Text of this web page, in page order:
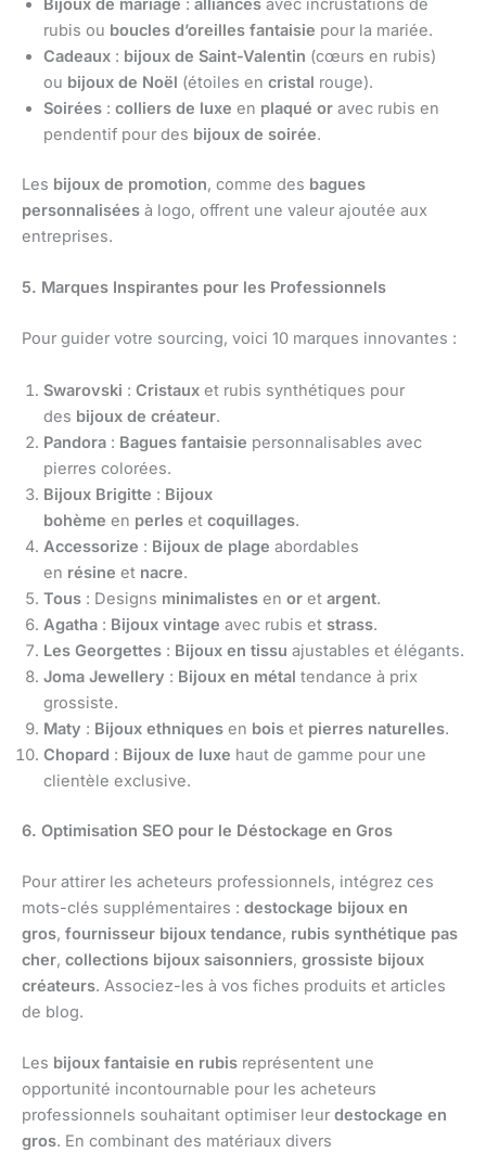
Bijoux de mariage : alliances avec incrustations de
rubis ou boucles d’oreilles fantaisie pour la mariée.
Cadeaux : bijoux de Saint-Valentin (cœurs en rubis)
ou bijoux de Noël (étoiles en cristal rouge).
Soirées : colliers de luxe en plaqué or avec rubis en
pendentif pour des bijoux de soirée.
Les bijoux de promotion, comme des bagues
personnalisées à logo, offrent une valeur ajoutée aux
entreprises.
5. Marques Inspirantes pour les Professionnels
Pour guider votre sourcing, voici 10 marques innovantes :
Swarovski : Cristaux et rubis synthétiques pour
des bijoux de créateur.
Pandora : Bagues fantaisie personnalisables avec
pierres colorées.
Bijoux Brigitte : Bijoux
bohème en perles et coquillages.
Accessorize : Bijoux de plage abordables
en résine et nacre.
Tous : Designs minimalistes en or et argent.
Agatha : Bijoux vintage avec rubis et strass.
Les Georgettes : Bijoux en tissu ajustables et élégants.
Joma Jewellery : Bijoux en métal tendance à prix
grossiste.
Maty : Bijoux ethniques en bois et pierres naturelles.
Chopard : Bijoux de luxe haut de gamme pour une
clientèle exclusive.
6. Optimisation SEO pour le Déstockage en Gros
Pour attirer les acheteurs professionnels, intégrez ces
mots-clés supplémentaires : destockage bijoux en
gros, fournisseur bijoux tendance, rubis synthétique pas
cher, collections bijoux saisonniers, grossiste bijoux
créateurs. Associez-les à vos fiches produits et articles
de blog.
Les bijoux fantaisie en rubis représentent une
opportunité incontournable pour les acheteurs
professionnels souhaitant optimiser leur destockage en
gros. En combinant des matériaux divers